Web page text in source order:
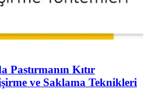
Pastırmanın Kıtır
ve Saklama Teknikleri